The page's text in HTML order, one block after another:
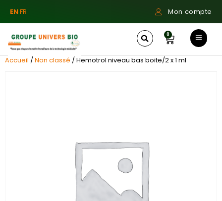
ENFR Mon compte
0
Accueil /Non classé / Hemotrol niveau bas boite/2 x 1 ml